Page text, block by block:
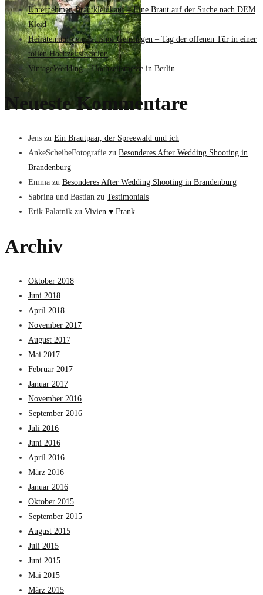
Unternehmen Brautkleidkauf – Eine Braut auf der Suche nach DEM
Kleid
Heiraten auf dem Gutshof Genshagen – Tag der offenen Tür in einer
tollen Hochzeitslocation
VintageWedding – Hochzeitsmesse in Berlin
Neueste Kommentare
Jens zu Ein Brautpaar, der Spreewald und ich
AnkeScheibeFotografie zu Besonderes After Wedding Shooting in
Brandenburg
Emma zu Besonderes After Wedding Shooting in Brandenburg
Sabrina und Bastian zu Testimonials
Erik Palatnik zu Vivien ♥ Frank
Archiv
Oktober 2018
Juni 2018
April 2018
November 2017
August 2017
Mai 2017
Februar 2017
Januar 2017
November 2016
September 2016
Juli 2016
Juni 2016
April 2016
März 2016
Januar 2016
Oktober 2015
September 2015
August 2015
Juli 2015
Juni 2015
Mai 2015
März 2015